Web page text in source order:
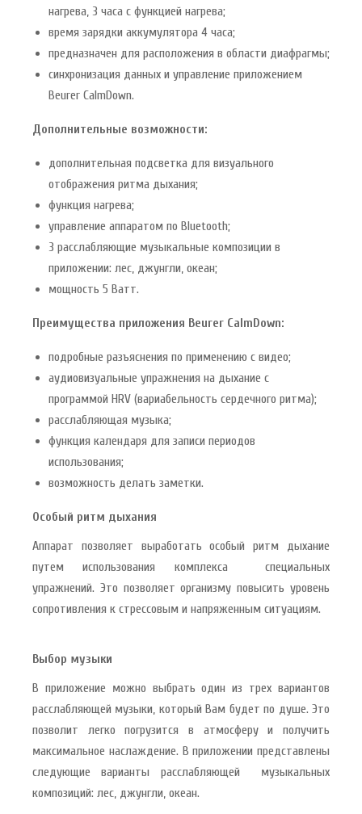
нагрева, 3 часа с функцией нагрева;
время зарядки аккумулятора 4 часа;
предназначен для расположения в области диафрагмы;
синхронизация данных и управление приложением
Beurer CalmDown.
Дополнительные возможности:
дополнительная подсветка для визуального
отображения ритма дыхания;
функция нагрева;
управление аппаратом по Bluetooth;
3 расслабляющие музыкальные композиции в
приложении: лес, джунгли, океан;
мощность 5 Ватт.
Преимущества приложения Beurer CalmDown:
подробные разъяснения по применению с видео;
аудиовизуальные упражнения на дыхание с
программой HRV (вариабельность сердечного ритма);
расслабляющая музыка;
функция календаря для записи периодов
использования;
возможность делать заметки.
Особый ритм дыхания
Аппарат позволяет выработать особый ритм дыхание
путем использования комплекса специальных
упражнений. Это позволяет организму повысить уровень
сопротивления к стрессовым и напряженным ситуациям.
Выбор музыки
В приложение можно выбрать один из трех вариантов
расслабляющей музыки, который Вам будет по душе. Это
позволит легко погрузится в атмосферу и получить
максимальное наслаждение. В приложении представлены
следующие варианты расслабляющей музыкальных
композиций: лес, джунгли, океан.